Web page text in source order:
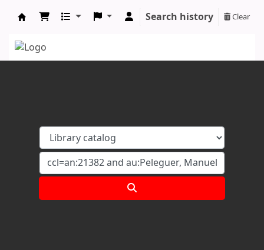
Search history Clear